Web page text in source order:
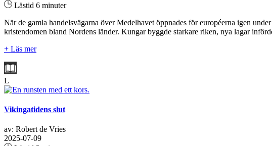
Lästid 6 minuter
När de gamla handelsvägarna över Medelhavet öppnades för européerna igen
kristendomen bland Nordens länder. Kungar byggde starkare riken, nya lagar
+ Läs mer
L
Vikingatidens slut
av: Robert de Vries
2025-07-09